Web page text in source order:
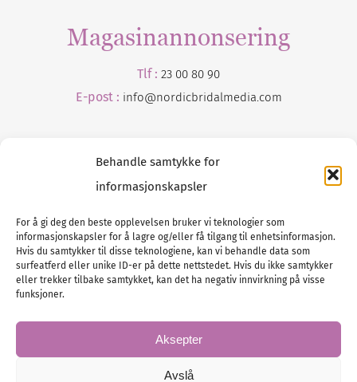
Behandle samtykke for
informasjonskapsler
For å gi deg den beste opplevelsen bruker vi teknologier som
informasjonskapsler for å lagre og/eller få tilgang til enhetsinformasjon.
Hvis du samtykker til disse teknologiene, kan vi behandle data som
surfeatferd eller unike ID-er på dette nettstedet. Hvis du ikke samtykker
eller trekker tilbake samtykket, kan det ha negativ innvirkning på visse
funksjoner.
Aksepter
Avslå
Magasinannonsering
Tlf : 23 00 80 90
E-post : info@nordicbridalmedia.com
Tlf :23 00 80 90
E-post :info@ nordicbridalmedia.com